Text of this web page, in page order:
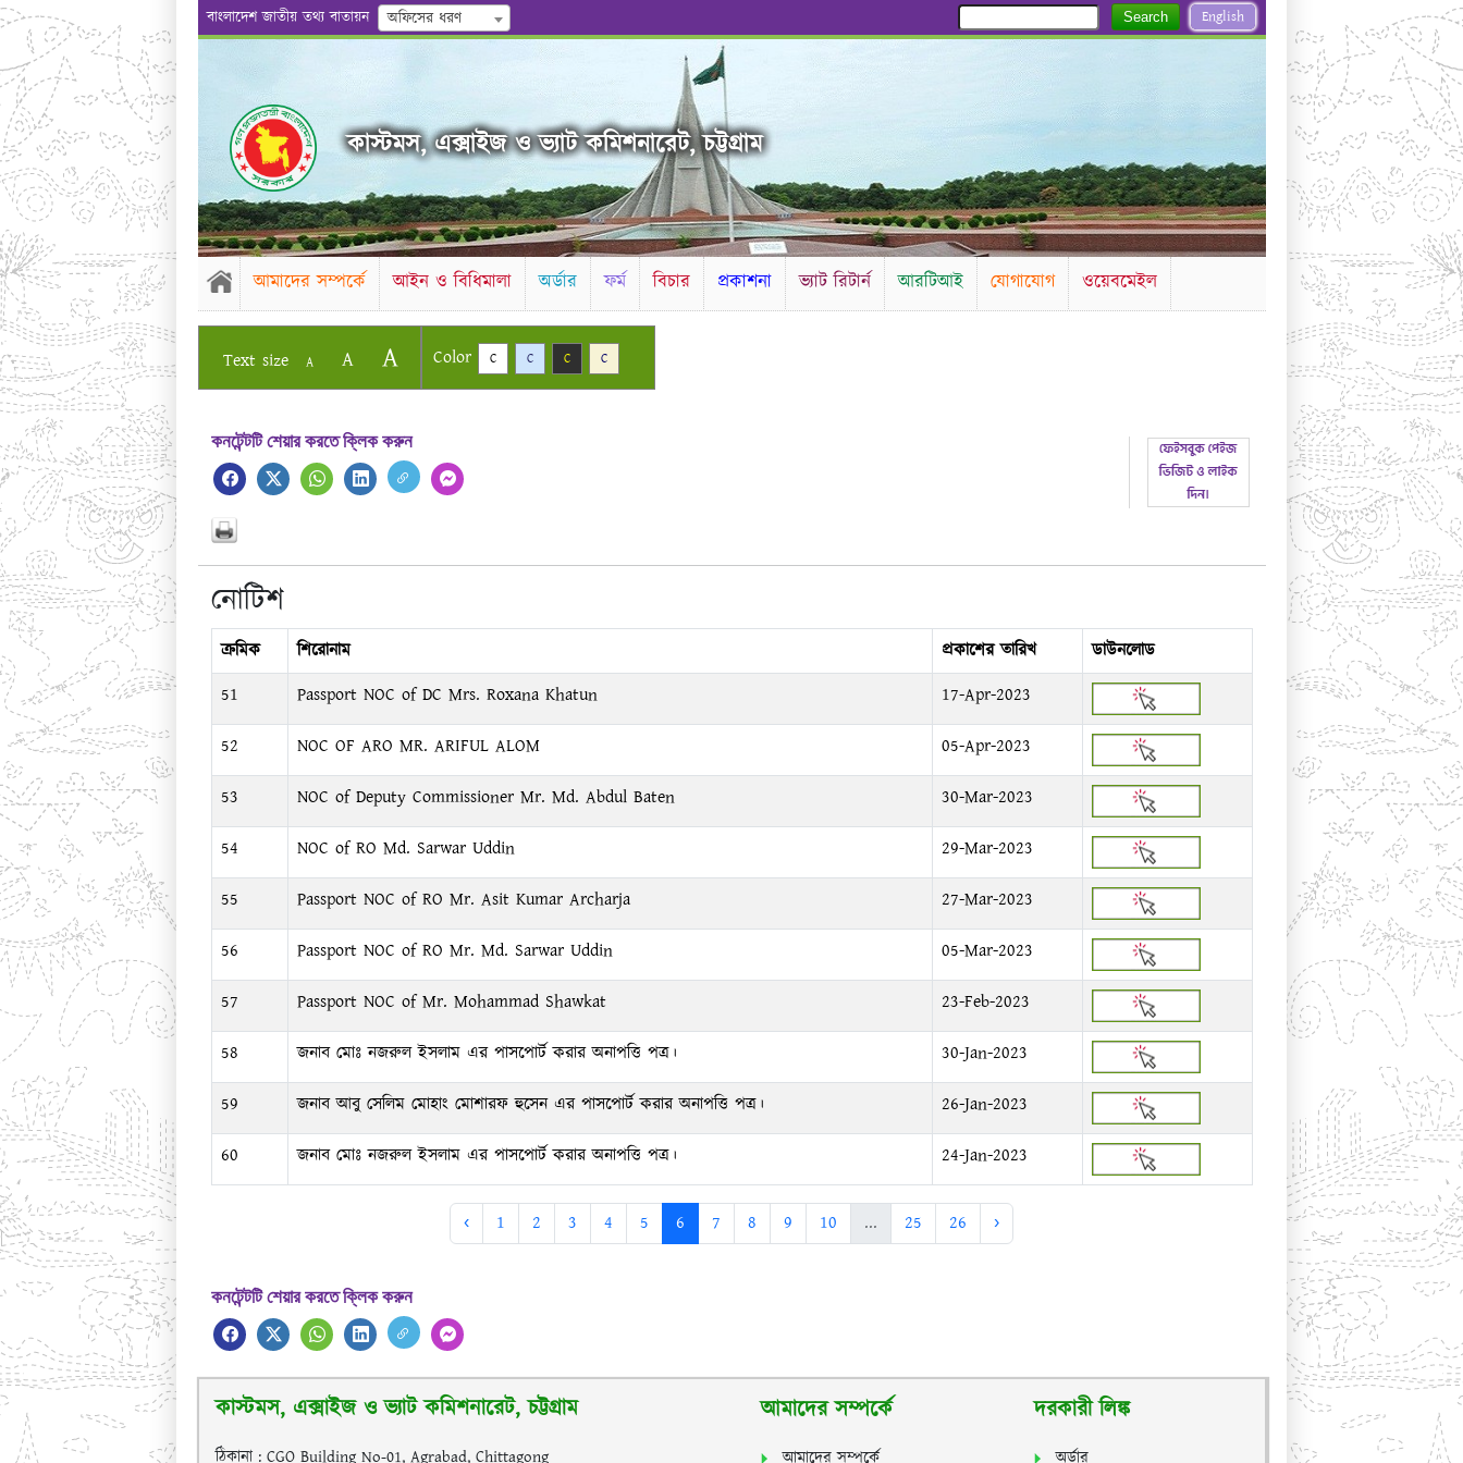
বাংলাদেশ জাতীয় তথ্য বাতায়ন অফিসের ধরণ English
Search
কাস্টমস, এক্সাইজ ও ভ্যাট কমিশনারেট, চট্টগ্রাম
আমাদের সম্পর্কে আইন ও বিধিমালা অর্ডার ফর্ম বিচার প্রকাশনা ভ্যাট রিটার্ন আরটিআই যোগাযোগ ওয়েবমেইল
Text size A A A Color C C C C
কনটেন্টটি শেয়ার করতে ক্লিক করুন
নোটিশ
ক্রমিক শিরোনাম প্রকাশের তারিখ
ডাউনলোড
51
Passport NOC of DC Mrs. Roxana Khatun 17-Apr-2023
52 NOC OF ARO MR. ARIFUL ALOM 05-Apr-2023
53 NOC of Deputy Commissioner Mr. Md. Abdul Baten 30-Mar-2023
54 NOC of RO Md. Sarwar Uddin 29-Mar-2023
55 Passport NOC of RO Mr. Asit Kumar Archarja 27-Mar-2023
56 Passport NOC of RO Mr. Md. Sarwar Uddin 05-Mar-2023
57 Passport NOC of Mr. Mohammad Shawkat 23-Feb-2023
58 জনাব মোঃ নজরুল ইসলাম এর পাসপোর্ট করার অনাপত্তি পত্র। 30-Jan-2023
59 জনাব আবু সেলিম মোহাং মোশারফ হুসেন এর পাসপোর্ট করার অনাপত্তি পত্র। 26-Jan-2023
60 জনাব মোঃ নজরুল ইসলাম এর পাসপোর্ট করার অনাপত্তি পত্র। 24-Jan-2023
‹ 1 2 3 4 5 6 7 8 9 10 ... 25 26 ›
কনটেন্টটি শেয়ার করতে ক্লিক করুন
কাস্টমস, এক্সাইজ ও ভ্যাট কমিশনারেট, চট্টগ্রাম
ঠিকানা : CGO Building No-01, Agrabad, Chittagong
আমাদের সম্পর্কে
আমাদের সম্পর্কে
দরকারী লিঙ্ক
অর্ডার